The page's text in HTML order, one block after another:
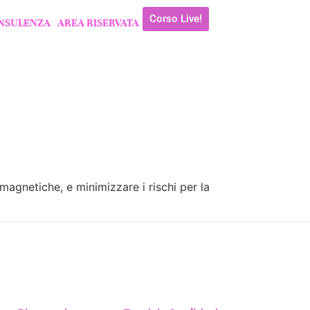
AREA RISERVATA Corso Live!
e minimizzare i rischi per la